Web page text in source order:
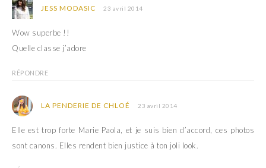
JESS MODASIC 23 avril 2014
Wow superbe !!
Quelle classe j’adore
RÉPONDRE
LA PENDERIE DE CHLOÉ 23 avril 2014
Elle est trop forte Marie Paola, et je suis bien d’accord, ces photos
sont canons. Elles rendent bien justice à ton joli look.